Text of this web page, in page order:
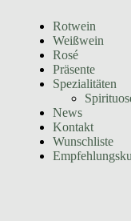
Rotwein
Weißwein
Rosé
Präsente
Spezialitäten
News
Kontakt
Wunschliste